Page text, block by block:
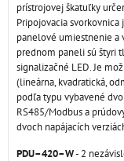
prístrojovej škatuľky
Pripojovacia
panelové umiestnenie a
prednom paneli sú štyri
signalizačné LED. Je
(lineárna, kvadratická,
podľa typu vybavené
RS485/Modbus a
dvoch napájacích
PDU–420–W- 2